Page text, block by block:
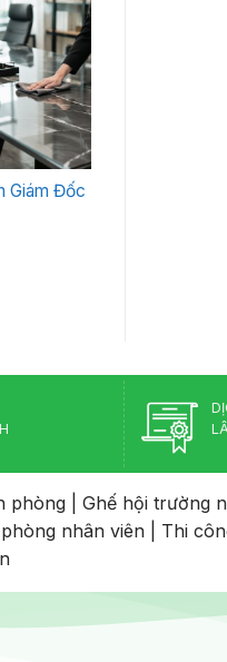
Giám Đốc
phòng Ghế hội trường
nhân viên
Thi